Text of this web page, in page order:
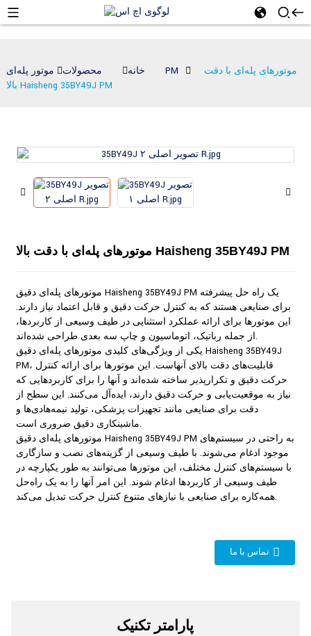
خانه محصولات موتور پله‌ای PM
موتورهای پله‌ای با دقت
بالا Haisheng 35BY49J PM
موتورهای پله‌ای با دقت بالا Haisheng 35BY49J PM
موتورهای پله‌ای دقیق Haisheng 35BY49J PM یک راه حل پیشرفته
برای صنایعی هستند که به کنترل حرکت دقیق و قابل اعتماد نیاز دارند.
این موتورها برای ارائه عملکرد استثنایی در طیف وسیعی از کاربردها،
از جمله رباتیک، اتوماسیون و چاپ سه بعدی طراحی شده‌اند.
یکی از ویژگی‌های کلیدی موتورهای پله‌ای دقیق Haisheng 35BY49J
PM، قابلیت‌های دقت بالای آنهاست. این موتورها برای ارائه کنترل
حرکت دقیق و تکرارپذیر ساخته شده‌اند و آنها را برای کاربردهایی که
نیاز به موقعیت‌یابی و حرکت دقیق دارند، ایده‌آل می‌کنند. این سطح از
دقت برای صنایعی مانند تجهیزات پزشکی، تولید نیمه‌هادی‌ها و
ماشینکاری دقیق ضروری است.
موتورهای پله‌ای دقیق Haisheng 35BY49J PM به راحتی در سیستم‌های
موجود ادغام می‌شوند. با طیف وسیعی از گزینه‌های نصب و سازگاری
با سیستم‌های کنترل مختلف، این موتورها می‌توانند به طور یکپارچه در
طیف وسیعی از کاربردها ادغام شوند. این امر آنها را به یک راه‌حل
همه‌کاره برای صنایعی با نیازهای متنوع کنترل حرکت تبدیل می‌کند.
تماس با ما
پارامتر تکنیک